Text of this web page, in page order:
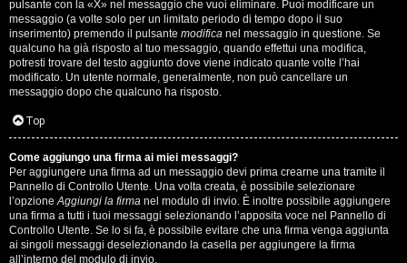
pulsante con la «X» nel messaggio che vuoi eliminare. Puoi modificare un
messaggio (a volte solo per un limitato periodo di tempo dopo il suo
inserimento) premendo il pulsante modifica nel messaggio in questione. Se
qualcuno ha già risposto al tuo messaggio, quando effettui una modifica,
potresti trovare del testo aggiunto dove viene indicato quante volte l’hai
modificato. Un utente normale, generalmente, non può cancellare un
messaggio dopo che qualcuno ha risposto.
Top
Come aggiungo una firma ai miei messaggi?
Per aggiungere una firma ad un messaggio devi prima crearne una tramite il
Pannello di Controllo Utente. Una volta creata, è possibile selezionare
l’opzioneAggiungi la firma nel modulo di invio. È inoltre possibile aggiungere
una firma a tutti i tuoi messaggi selezionando l’apposita voce nel Pannello di
Controllo Utente. Se lo si fa, è possibile evitare che una firma venga aggiunta
ai singoli messaggi deselezionando la casella per aggiungere la firma
all’interno del modulo di invio.
i
M
u
s
i
c
a
l